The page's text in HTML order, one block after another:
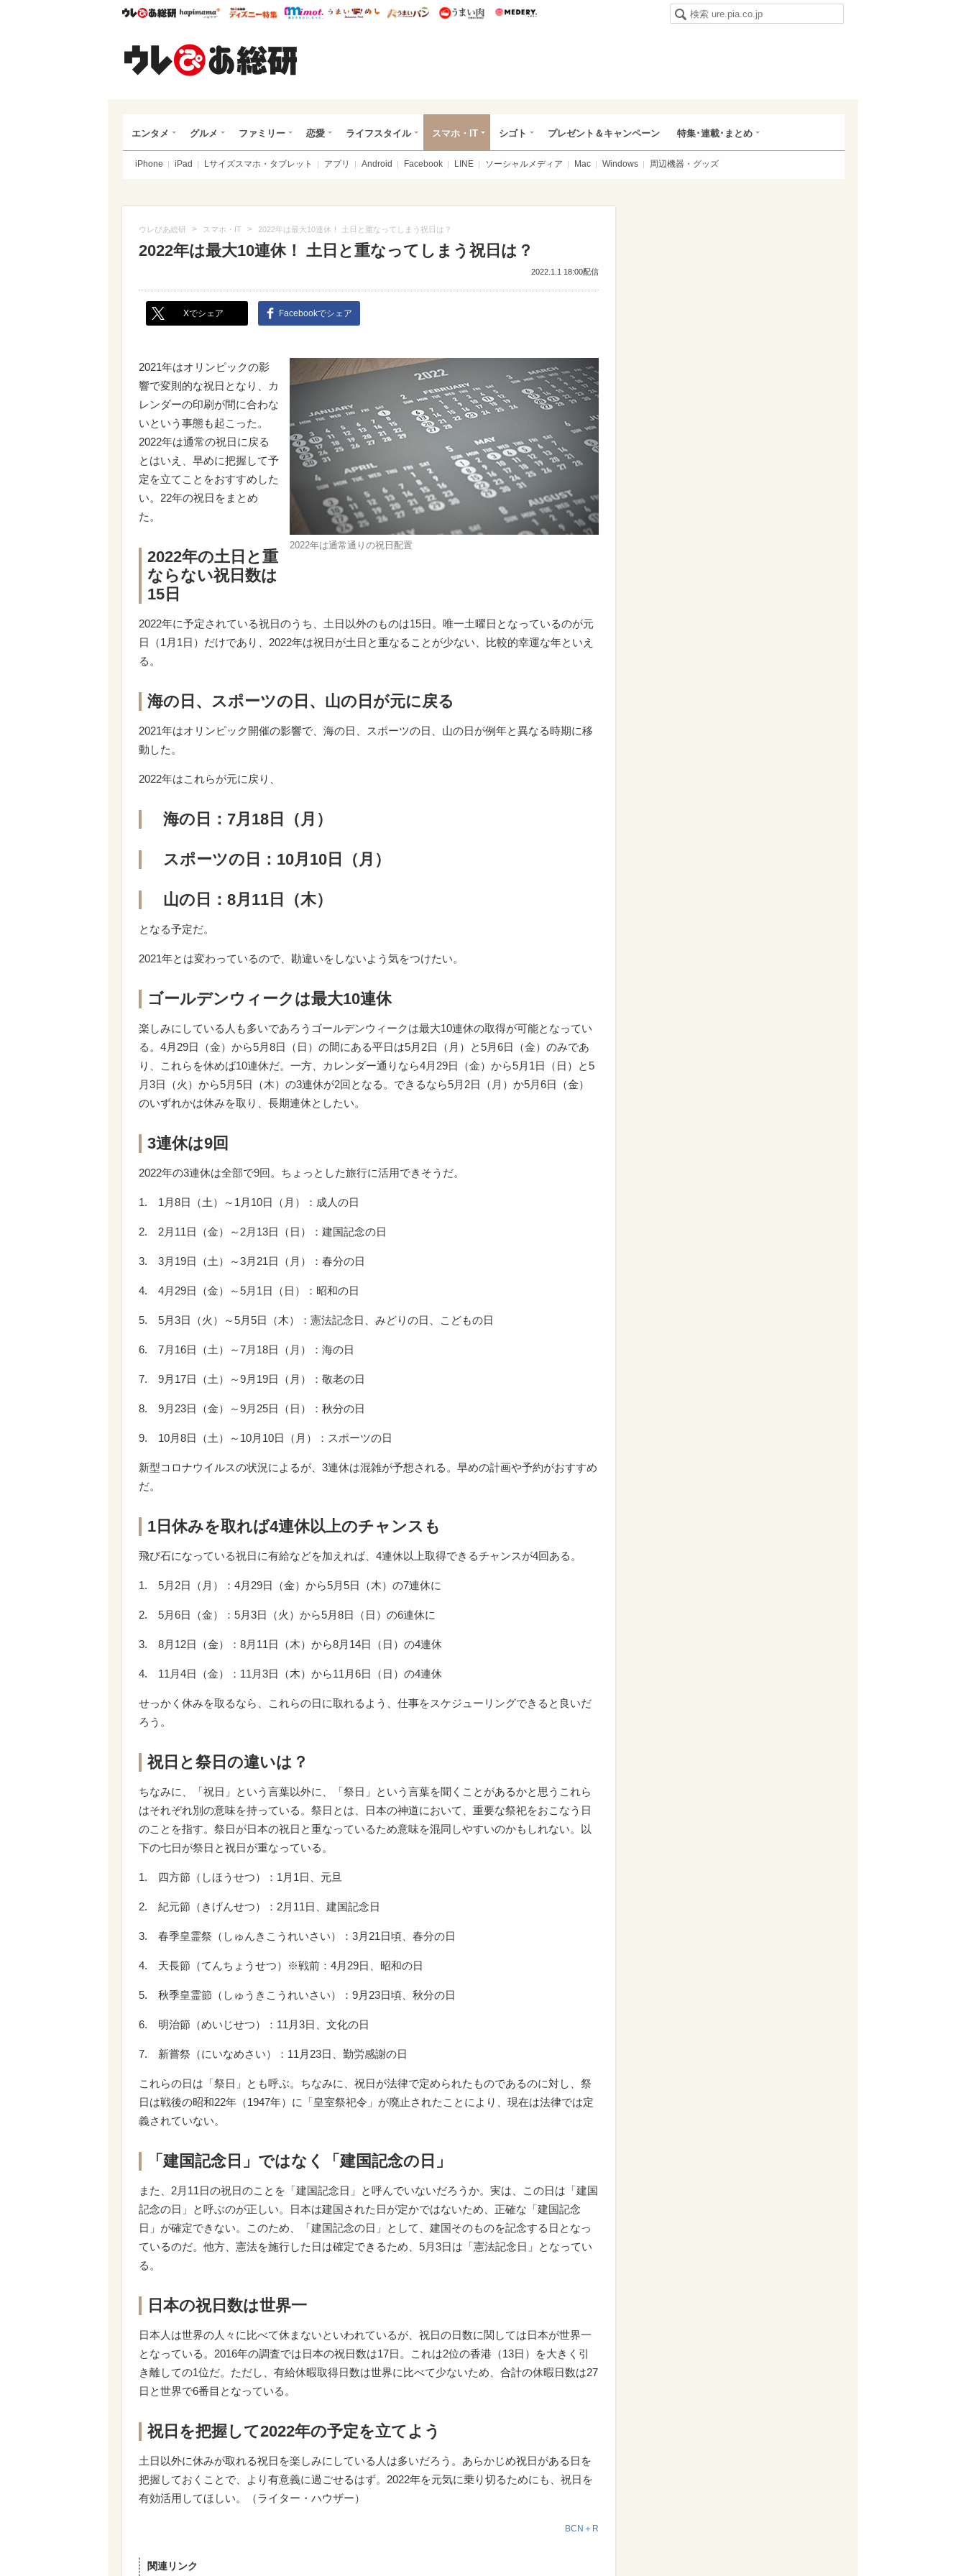
ウレぴあ総研ハピママ* ウレぴあ総研 ディズニー特集
mimot. うまいめし うまいパン うまい肉
エンタメ グルメ ファミリー 恋愛 ライフスタイル スマホ・IT シゴト プレゼント＆キャンペーン 特集･連載･まとめ
iPhone iPad Lサイズスマホ・タブレット アプリ Android Facebook LINE ソーシャルメディア Mac Windows 周辺機器・グッズ
ウレぴあ総研 > スマホ・IT > 2022年は最大10連休！ 土日と重なってしまう祝日は？
2022年は最大10連休！ 土日と重なってしまう祝日は？
2022.1.1 18:00配信
Xでシェア Facebookでシェア
2022年は通常通りの祝日配置
2021年はオリンピックの影
響で変則的な祝日となり、カ
レンダーの印刷が間に合わな
いという事態も起こった。
2022年は通常の祝日に戻る
とはいえ、早めに把握して予
定を立てことをおすすめした
い。22年の祝日をまとめ
た。
2022年の土日と重
ならない祝日数は
15日
2022年に予定されている祝日のうち、土日以外のものは15日。唯一土曜日となっているのが元
日（1月1日）だけであり、2022年は祝日が土日と重なることが少ない、比較的幸運な年といえ
る。
海の日、スポーツの日、山の日が元に戻る
2021年はオリンピック開催の影響で、海の日、スポーツの日、山の日が例年と異なる時期に移
動した。
2022年はこれらが元に戻り、
海の日：7月18日（月）
スポーツの日：10月10日（月）
山の日：8月11日（木）
となる予定だ。
2021年とは変わっているので、勘違いをしないよう気をつけたい。
ゴールデンウィークは最大10連休
楽しみにしている人も多いであろうゴールデンウィークは最大10連休の取得が可能となってい
る。4月29日（金）から5月8日（日）の間にある平日は5月2日（月）と5月6日（金）のみであ
り、これらを休めば10連休だ。一方、カレンダー通りなら4月29日（金）から5月1日（日）と5
月3日（火）から5月5日（木）の3連休が2回となる。できるなら5月2日（月）か5月6日（金）
のいずれかは休みを取り、長期連休としたい。
3連休は9回
2022年の3連休は全部で9回。ちょっとした旅行に活用できそうだ。
1. 1月8日（土）～1月10日（月）：成人の日
2. 2月11日（金）～2月13日（日）：建国記念の日
3. 3月19日（土）～3月21日（月）：春分の日
4. 4月29日（金）～5月1日（日）：昭和の日
5. 5月3日（火）～5月5日（木）：憲法記念日、みどりの日、こどもの日
6. 7月16日（土）～7月18日（月）：海の日
7. 9月17日（土）～9月19日（月）：敬老の日
8. 9月23日（金）～9月25日（日）：秋分の日
9. 10月8日（土）～10月10日（月）：スポーツの日
新型コロナウイルスの状況によるが、3連休は混雑が予想される。早めの計画や予約がおすすめ
だ。
1日休みを取れば4連休以上のチャンスも
飛び石になっている祝日に有給などを加えれば、4連休以上取得できるチャンスが4回ある。
1. 5月2日（月）：4月29日（金）から5月5日（木）の7連休に
2. 5月6日（金）：5月3日（火）から5月8日（日）の6連休に
3. 8月12日（金）：8月11日（木）から8月14日（日）の4連休
4. 11月4日（金）：11月3日（木）から11月6日（日）の4連休
せっかく休みを取るなら、これらの日に取れるよう、仕事をスケジューリングできると良いだ
ろう。
祝日と祭日の違いは？
ちなみに、「祝日」という言葉以外に、「祭日」という言葉を聞くことがあるかと思うこれら
はそれぞれ別の意味を持っている。祭日とは、日本の神道において、重要な祭祀をおこなう日
のことを指す。祭日が日本の祝日と重なっているため意味を混同しやすいのかもしれない。以
下の七日が祭日と祝日が重なっている。
1. 四方節（しほうせつ）：1月1日、元旦
2. 紀元節（きげんせつ）：2月11日、建国記念日
3. 春季皇霊祭（しゅんきこうれいさい）：3月21日頃、春分の日
4. 天長節（てんちょうせつ）※戦前：4月29日、昭和の日
5. 秋季皇霊節（しゅうきこうれいさい）：9月23日頃、秋分の日
6. 明治節（めいじせつ）：11月3日、文化の日
7. 新嘗祭（にいなめさい）：11月23日、勤労感謝の日
これらの日は「祭日」とも呼ぶ。ちなみに、祝日が法律で定められたものであるのに対し、祭
日は戦後の昭和22年（1947年）に「皇室祭祀令」が廃止されたことにより、現在は法律では定
義されていない。
「建国記念日」ではなく「建国記念の日」
また、2月11日の祝日のことを「建国記念日」と呼んでいないだろうか。実は、この日は「建国
記念の日」と呼ぶのが正しい。日本は建国された日が定かではないため、正確な「建国記念
日」が確定できない。このため、「建国記念の日」として、建国そのものを記念する日となっ
ているのだ。他方、憲法を施行した日は確定できるため、5月3日は「憲法記念日」となってい
る。
日本の祝日数は世界一
日本人は世界の人々に比べて休まないといわれているが、祝日の日数に関しては日本が世界一
となっている。2016年の調査では日本の祝日数は17日。これは2位の香港（13日）を大きく引
き離しての1位だ。ただし、有給休暇取得日数は世界に比べて少ないため、合計の休暇日数は27
日と世界で6番目となっている。
祝日を把握して2022年の予定を立てよう
土日以外に休みが取れる祝日を楽しみにしている人は多いだろう。あらかじめ祝日がある日を
把握しておくことで、より有意義に過ごせるはず。2022年を元気に乗り切るためにも、祝日を
有効活用してほしい。（ライター・ハウザー）
BCN＋R
関連リンク